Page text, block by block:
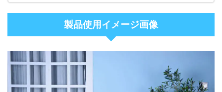
製品使用イメージ画像